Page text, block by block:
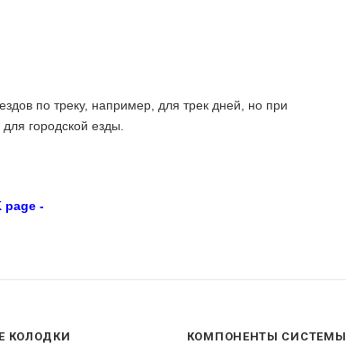
по треку, например, для трек дней, но при
городской езды.
page -
КОЛОДКИ КОМПОНЕНТЫ СИСТЕМЫ